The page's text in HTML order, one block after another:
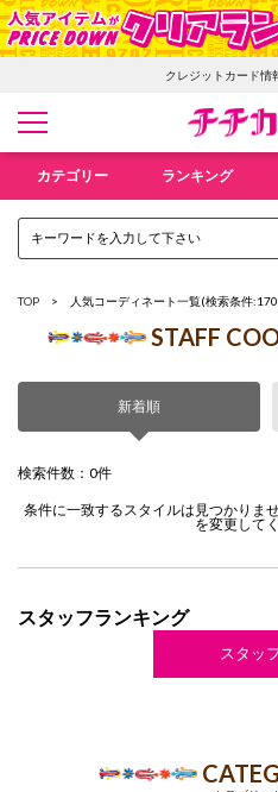
クレジットカード情
カテゴリー ランキング
TOP 人気コーディネート一覧(検索条件
STAFF
新着順
検索件数：0件
条件に一致するスタイルは見つかりま
を変更して
スタッフランキング
スタッ